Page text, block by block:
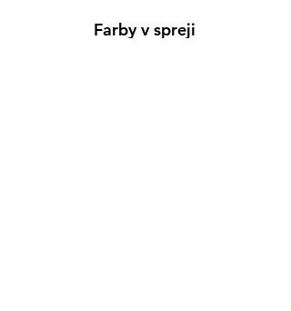
Farby v spreji